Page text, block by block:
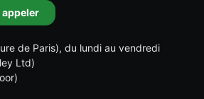
de Paris), du lundi au vendredi
Ltd)